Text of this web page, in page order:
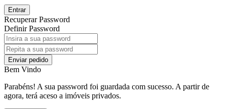
Entrar
Recuperar Password
Definir Password
Enviar pedido
Bem Vindo
Parabéns! A sua password foi guardada com sucesso. A partir de
agora, terá aceso a imóveis privados.